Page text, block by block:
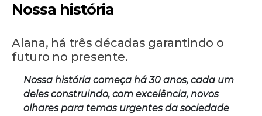
Nossa história
Alana, há três décadas garantindo o
futuro no presente.
Nossa história começa há 30 anos, cada um
deles construindo, com excelência, novos
olhares para temas urgentes da sociedade